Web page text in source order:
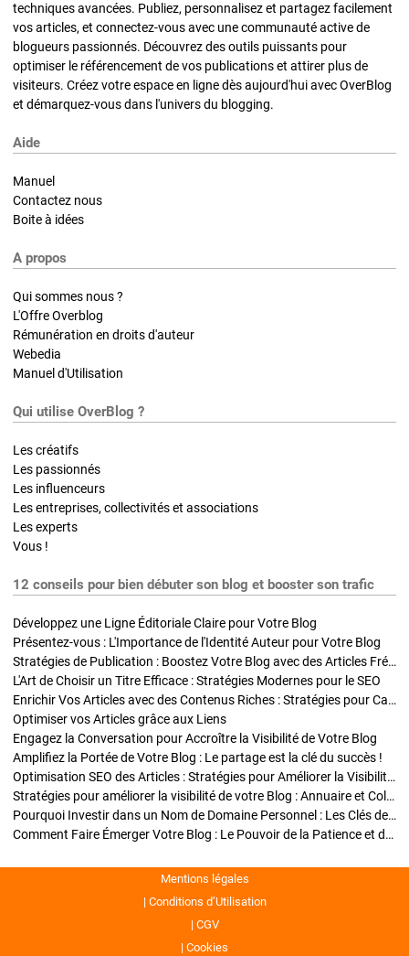
techniques avancées. Publiez, personnalisez et partagez facilement
vos articles, et connectez-vous avec une communauté active de
blogueurs passionnés. Découvrez des outils puissants pour
optimiser le référencement de vos publications et attirer plus de
visiteurs. Créez votre espace en ligne dès aujourd'hui avec OverBlog
et démarquez-vous dans l'univers du blogging.
Aide
Manuel
Contactez nous
Boite à idées
A propos
Qui sommes nous ?
L'Offre Overblog
Rémunération en droits d'auteur
Webedia
Manuel d'Utilisation
Qui utilise OverBlog ?
Les créatifs
Les passionnés
Les influenceurs
Les entreprises, collectivités et associations
Les experts
Vous !
12 conseils pour bien débuter son blog et booster son trafic
Développez une Ligne Éditoriale Claire pour Votre Blog
Présentez-vous : L'Importance de l'Identité Auteur pour Votre Blog
Stratégies de Publication : Boostez Votre Blog avec des Articles Fréquents et Exclusifs
L'Art de Choisir un Titre Efficace : Stratégies Modernes pour le SEO
Enrichir Vos Articles avec des Contenus Riches : Stratégies pour Captiver et Optimiser
Optimiser vos Articles grâce aux Liens
Engagez la Conversation pour Accroître la Visibilité de Votre Blog
Amplifiez la Portée de Votre Blog : Le partage est la clé du succès !
Optimisation SEO des Articles : Stratégies pour Améliorer la Visibilité de Votre Blog
Stratégies pour améliorer la visibilité de votre Blog : Annuaire et Collaborations
Pourquoi Investir dans un Nom de Domaine Personnel : Les Clés de la Réussite de Votre Blog
Comment Faire Émerger Votre Blog : Le Pouvoir de la Patience et de la Persévérance
Mentions légales
Conditions d’Utilisation
CGV
Cookies